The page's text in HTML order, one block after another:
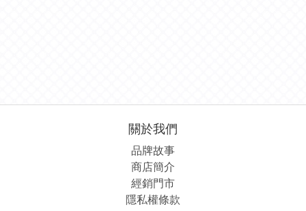
關於我們
品牌故事
商店簡介
經銷門市
隱私權條款